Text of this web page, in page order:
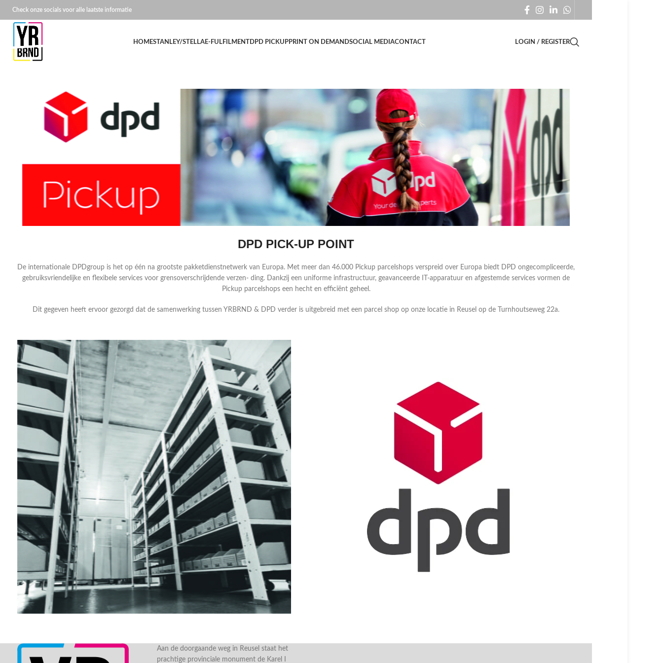
Check onze socials voor alle laatste informatie
HOMESTANLEY/STELLAE-FULFILMENT DPD PICKUPPRINT ON DEMANDSOCIAL MEDIACONTACT LOGIN / REGISTER
DPD PICK-UP POINT
De internationale DPDgroup is het op één na grootste pakketdienstnetwerk van Europa. Met meer dan 46.000 Pickup parcelshops verspreid over Europa biedt DPD ongecompliceerde,
gebruiksvriendelijke en flexibele services voor grensoverschrijdende verzen- ding. Dankzij een uniforme infrastructuur, geavanceerde IT-apparatuur en afgestemde services vormen de
Pickup parcelshops een hecht en efficiënt geheel.
Dit gegeven heeft ervoor gezorgd dat de samenwerking tussen YRBRND & DPD verder is uitgebreid met een parcel shop op onze locatie in Reusel op de Turnhoutseweg 22a.
Aan de doorgaande weg in Reusel staat het
prachtige provinciale monument de Karel I